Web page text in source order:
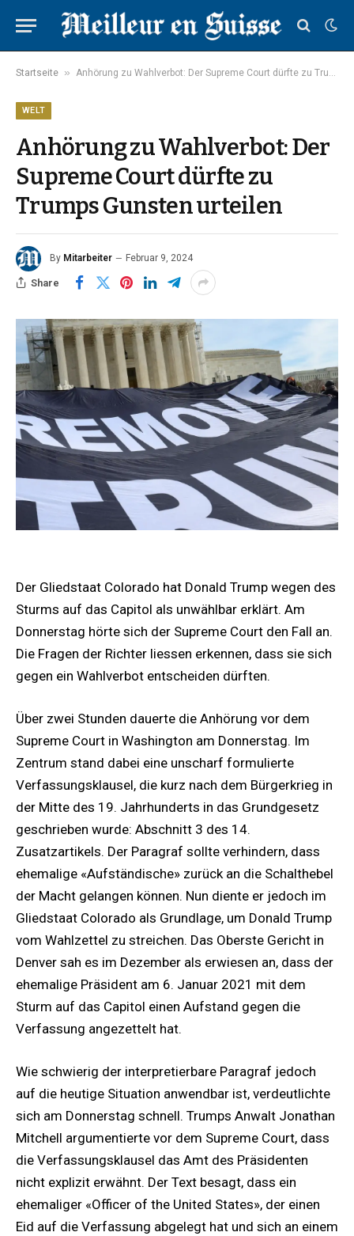
Startseite » Anhörung zu Wahlverbot: Der Supreme Court dürfte zu Trumps Gunsten urteilen
WELT
Anhörung zu Wahlverbot: Der
Supreme Court dürfte zu
Trumps Gunsten urteilen
By Mitarbeiter Februar 9, 2024
Share
Der Gliedstaat Colorado hat Donald Trump wegen des
Sturms auf das Capitol als unwählbar erklärt. Am
Donnerstag hörte sich der Supreme Court den Fall an.
Die Fragen der Richter liessen erkennen, dass sie sich
gegen ein Wahlverbot entscheiden dürften.
Über zwei Stunden dauerte die Anhörung vor dem
Supreme Court in Washington am Donnerstag. Im
Zentrum stand dabei eine unscharf formulierte
Verfassungsklausel, die kurz nach dem Bürgerkrieg in
der Mitte des 19. Jahrhunderts in das Grundgesetz
geschrieben wurde: Abschnitt 3 des 14.
Zusatzartikels. Der Paragraf sollte verhindern, dass
ehemalige «Aufständische» zurück an die Schalthebel
der Macht gelangen können. Nun diente er jedoch im
Gliedstaat Colorado als Grundlage, um Donald Trump
vom Wahlzettel zu streichen. Das Oberste Gericht in
Denver sah es im Dezember als erwiesen an, dass der
ehemalige Präsident am 6. Januar 2021 mit dem
Sturm auf das Capitol einen Aufstand gegen die
Verfassung angezettelt hat.
Wie schwierig der interpretierbare Paragraf jedoch
auf die heutige Situation anwendbar ist, verdeutlichte
sich am Donnerstag schnell. Trumps Anwalt Jonathan
Mitchell argumentierte vor dem Supreme Court, dass
die Verfassungsklausel das Amt des Präsidenten
nicht explizit erwähnt. Der Text besagt, dass ein
ehemaliger «Officer of the United States», der einen
Eid auf die Verfassung abgelegt hat und sich an einem